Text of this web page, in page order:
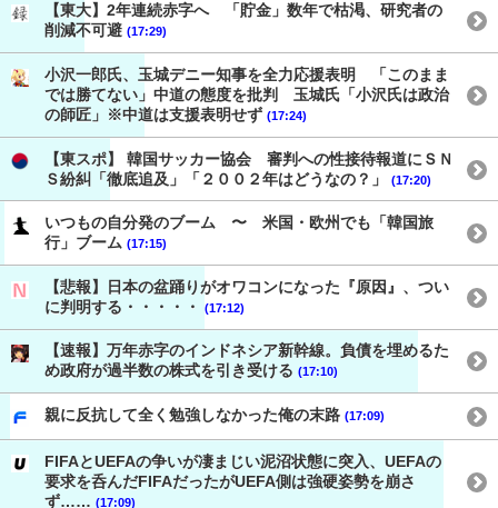
【東大】2年連続赤字へ 「貯金」数年で枯渇、研究者の
削減不可避 (17:29)
小沢一郎氏、玉城デニー知事を全力応援表明 「このまま
では勝てない」中道の態度を批判 玉城氏「小沢氏は政治
の師匠」※中道は支援表明せず (17:24)
【東スポ】 韓国サッカー協会 審判への性接待報道にＳＮ
Ｓ紛糾「徹底追及」「２００２年はどうなの？」
(17:20)
いつもの自分発のブーム 〜 米国・欧州でも「韓国旅
行」ブーム (17:15)
【悲報】日本の盆踊りがオワコンになった『原因』、つい
に判明する・・・・・
(17:12)
【速報】万年赤字のインドネシア新幹線。負債を埋めるた
め政府が過半数の株式を引き受ける (17:10)
親に反抗して全く勉強しなかった俺の末路 (17:09)
FIFAとUEFAの争いが凄まじい泥沼状態に突入、UEFAの
要求を呑んだFIFAだったがUEFA側は強硬姿勢を崩さ
ず…… (17:09)